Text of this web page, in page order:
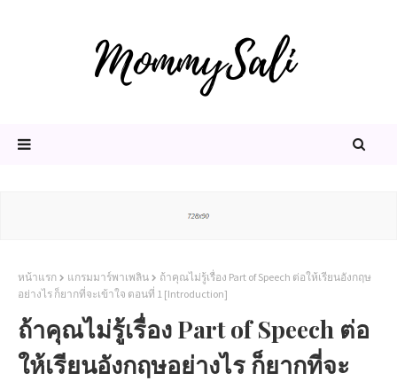
หน้าแรก แกรมมาร์พาเพลิน
ถ้าคุณไม่รู้เรื่อง Part of Speech ต่อให้เรียนอังกฤษ
อย่างไร ก็ยากที่จะเข้าใจ ตอนที่ 1 [Introduction]
ถ้าคุณไม่รู้เรื่อง Part of Speech ต่อ
ให้เรียนอังกฤษอย่างไร ก็ยากที่จะ